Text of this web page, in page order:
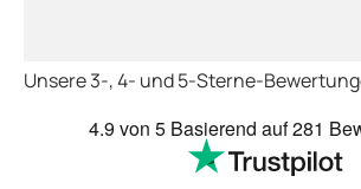
Unsere 3-, 4- und 5-Sterne-
4.9 von 5 Basierend auf281